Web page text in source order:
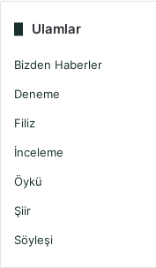
Ulamlar
Bizden Haberler
Deneme
Filiz
İnceleme
Öykü
Şiir
Söyleşi